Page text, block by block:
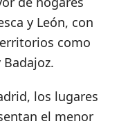
y León, con
como
Badajoz.
los lugares
el menor